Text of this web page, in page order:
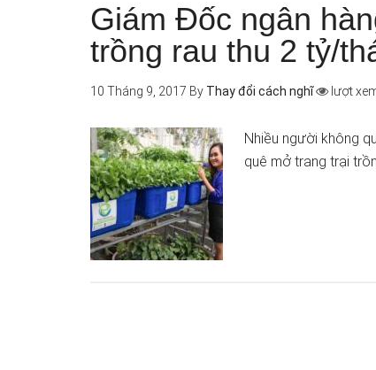
Giám Đốc ngân
trồng rau thu 2 tỷ/
10 Tháng 9, 2017 By Thay đổi cách nghĩ lượt
Nhiều người không
quê mở trang trại